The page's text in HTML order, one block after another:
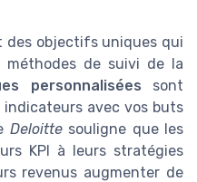
des objectifs uniques qui
de suivi de la
personnalisées sont
indicateurs avec vos buts
Deloittesouligne que les
KPI à leurs stratégies
revenus augmenter de